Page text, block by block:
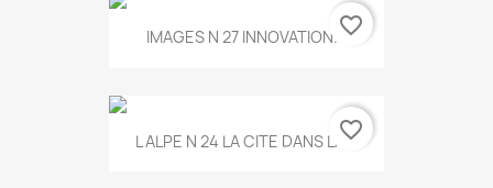
IMAGES N 27 INNOVATION...favorite_border
L ALPE N 24 LA CITE DANS LA...
favorite_border